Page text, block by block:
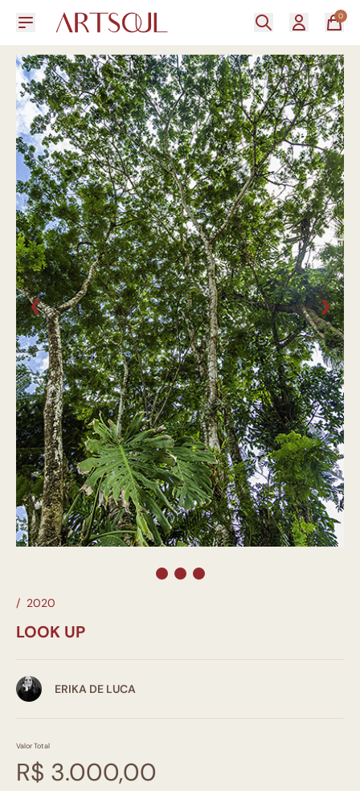
0
❮ ❯
/ 2020
LOOK UP
ERIKA DE LUCA
Valor Total
R$ 3.000,00